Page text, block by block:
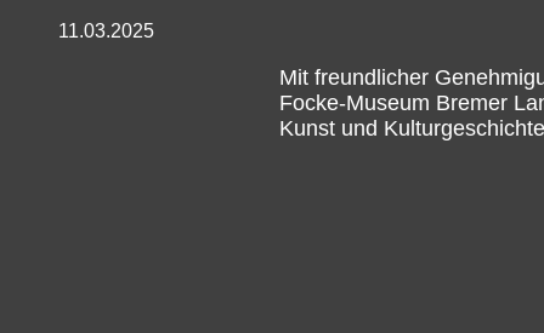
11.03.2025
Mit freundlicher
Focke-Museum Bremer
Kunst und Kulturgeschichte